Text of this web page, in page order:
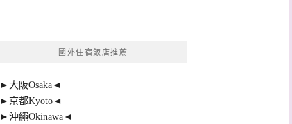
國外住宿飯店推薦
►大阪Osaka◄
►京都Kyoto◄
►沖繩Okinawa◄